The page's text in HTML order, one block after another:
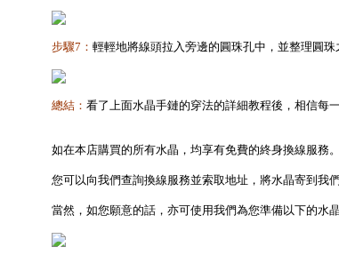
步驟7： 輕輕地將線頭拉入旁邊的圓珠孔中，並整理圓
總結： 看了上面水晶手鏈的穿法的詳細教程後，相信每
如在本店購買的所有水晶，均享有免費的終身換線服務。
您可以向我們查詢換線服務並索取地址，將水晶寄到我
當然，如您願意的話，亦可使用我們為您準備以下的水